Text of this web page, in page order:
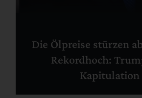
Die Ölpreise stürzen
Rekordhoch:
Kapitulation